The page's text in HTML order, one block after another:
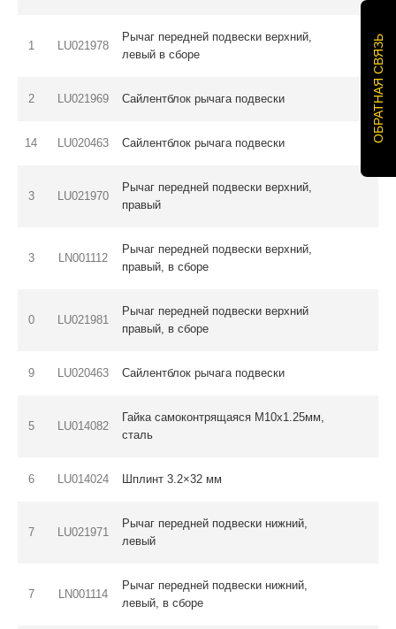
1 LU021978
Рычаг передней подвески верхний,
левый в сборе
2 LU021969 Сайлентблок рычага подвески
14 LU020463 Сайлентблок рычага подвески
3 LU021970
Рычаг передней подвески верхний,
правый
3 LN001112
Рычаг передней подвески верхний,
правый, в сборе
0 LU021981
Рычаг передней подвески верхний
правый, в сборе
9 LU020463 Сайлентблок рычага подвески
5 LU014082
Гайка самоконтрящаяся M10х1.25мм,
сталь
6 LU014024 Шплинт 3.2×32 мм
7 LU021971
Рычаг передней подвески нижний,
левый
7 LN001114
Рычаг передней подвески нижний,
левый, в сборе
ОБРАТНАЯ СВЯЗЬ